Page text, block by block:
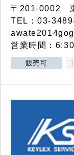
〒201-0002
TEL：03-
営業時間：
販売可